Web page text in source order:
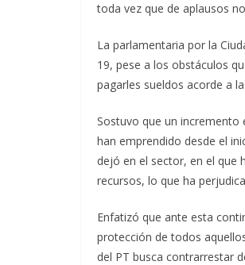
toda vez que de aplausos
La parlamentaria por la
19, pese a los obstáculos
pagarles sueldos acorde a
Sostuvo que un
han emprendido desde el
dejó en el sector, en el que
recursos, lo que ha
Enfatizó que ante esta
protección de todos
del PT busca contrarrestar